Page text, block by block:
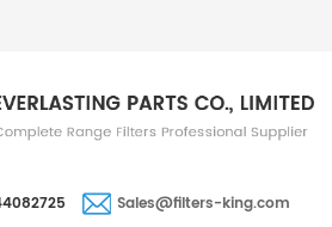
Sales@filters-king.com